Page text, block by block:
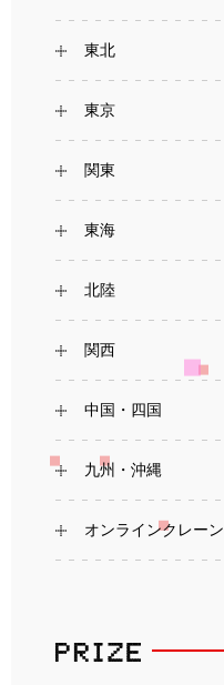
東北
東京
関東
東海
北陸
関西
中国・四国
九州・沖縄
オンラインクレーン